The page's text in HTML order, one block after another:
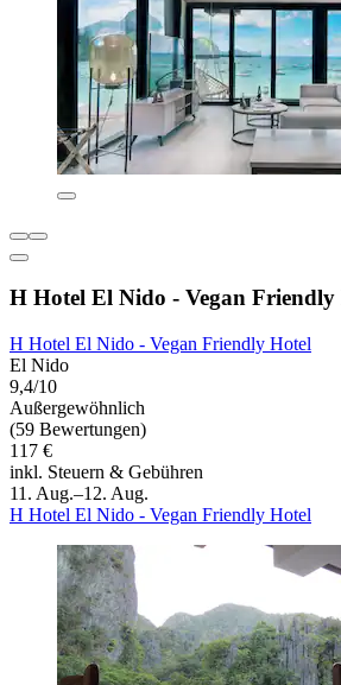
H Hotel El Nido - Vegan Friendly
H Hotel El Nido - Vegan Friendly Hotel
El Nido
9,4/10
Außergewöhnlich
(59 Bewertungen)
117 €
inkl. Steuern & Gebühren
11. Aug.–12. Aug.
H Hotel El Nido - Vegan Friendly Hotel